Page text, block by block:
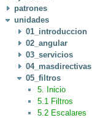
patrones
unidades
01_introduccion
02_angular
03_servicios
04_masdirectivas
05_filtros
5. Inicio
5.1 Filtros
5.2 Escalares